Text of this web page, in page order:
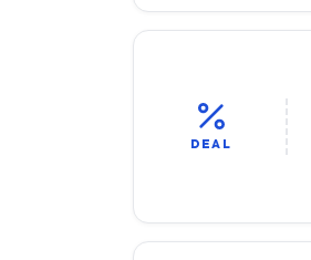
DEAL